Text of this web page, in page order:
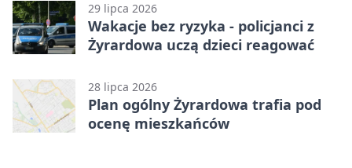
29 lipca 2026
Wakacje bez ryzyka - policjanci z
Żyrardowa uczą dzieci reagować
28 lipca 2026
Plan ogólny Żyrardowa trafia pod
ocenę mieszkańców